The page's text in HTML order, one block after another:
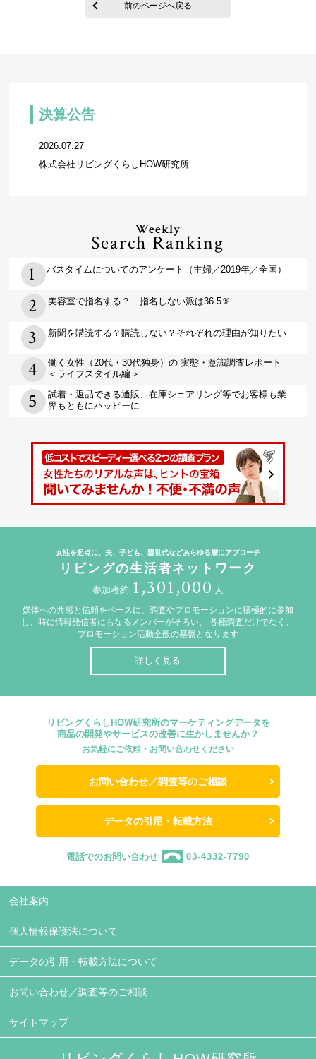
前のページへ戻る
決算公告
2026.07.27
株式会社リビングくらしHOW研究所
Weekly
Search Ranking
バスタイムについてのアンケート（主婦／2019年／全国）
美容室で指名する？ 指名しない派は36.5％
新聞を購読する？購読しない？それぞれの理由が知りたい
働く女性（20代・30代独身）の 実態・意識調査レポート
＜ライフスタイル編＞
試着・返品できる通販、在庫シェアリング等でお客様も業
界もともにハッピーに
女性を起点に、夫、子ども、親世代などあらゆる層にアプローチ
リビングの生活者ネットワーク
参加者約 1,301,000 人
媒体への共感と信頼をベースに、調査やプロモーションに積極的に参加
し、時に情報発信者にもなるメンバーがそろい、
各種調査だけでなく、
プロモーション活動全般の基盤となります
詳しく見る
リビングくらしHOW研究所のマーケティングデータを
商品の開発やサービスの改善に生かしませんか？
お気軽にご依頼・お問い合わせください
お問い合わせ／調査等のご相談
データの引用・転載方法
電話でのお問い合わせ 03-4332-7790
会社案内
個人情報保護法について
データの引用・転載方法について
お問い合わせ／調査等のご相談
サイトマップ